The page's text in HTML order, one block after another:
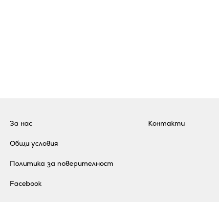
За нас
Общи условия
Политика за поверителност
Контакти
Facebook